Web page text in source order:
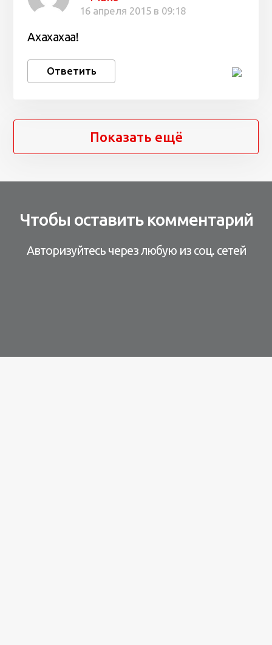
16 апреля 2015 в 09:18
Ахахахаа!
Ответить
Показать ещё
Чтобы оставить комментарий
Авторизуйтесь через любую из соц. сетей